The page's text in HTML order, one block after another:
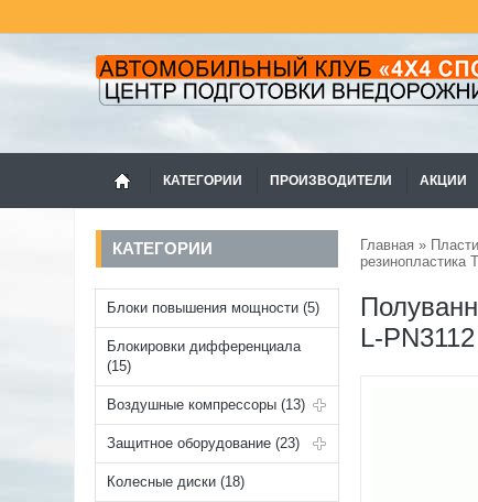
КАТЕГОРИИ ПРОИЗВОДИТЕЛИ АКЦИИ
КАТЕГОРИИ
Блоки повышения мощности (5)
Блокировки дифференциала
(15)
Воздушные компрессоры (13)
Защитное оборудование (23)
Колесные диски (18)
Главная »
резинопластика
L-